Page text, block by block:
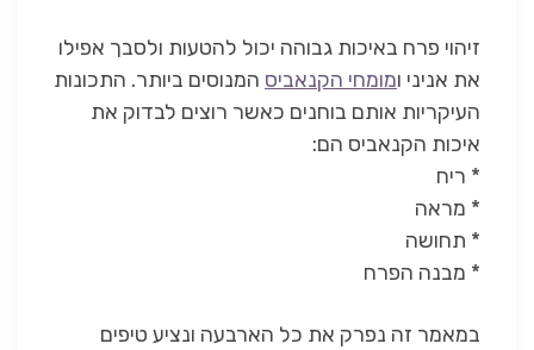
זיהוי פרח באיכות גבוהה יכול להטעות ולסבך אפילו
את אניני ומומחי הקנאביס המנוסים ביותר. התכונות
העיקריות אותם בוחנים כאשר רוצים לבדוק את
איכות הקנאביס הם:
* ריח
* מראה
* תחושה
* מבנה הפרח
במאמר זה נפרק את כל הארבעה ונציע טיפים